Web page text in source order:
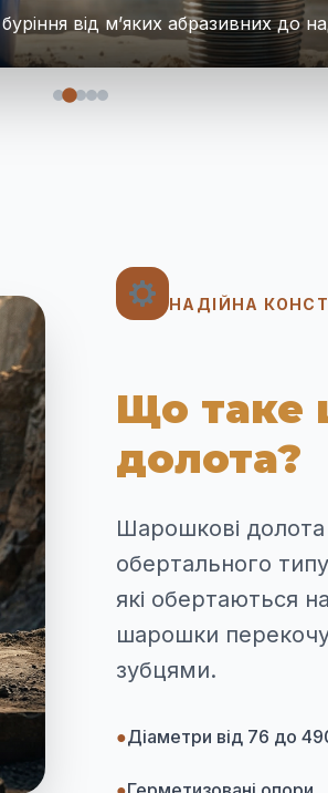
від м’яких абразивних до
НАДІЙНА
Що таке
долота?
Шарошкові
обертального
які обертаються
шарошки
зубцями.
●Діаметри від 76 до